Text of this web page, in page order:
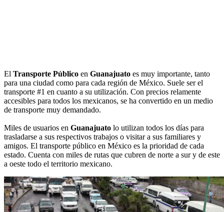
El Transporte Público en Guanajuato es muy importante, tanto
para una ciudad como para cada región de México. Suele ser el
transporte #1 en cuanto a su utilización. Con precios relamente
accesibles para todos los mexicanos, se ha convertido en un medio
de transporte muy demandado.
Miles de usuarios en Guanajuato lo utilizan todos los días para
trasladarse a sus respectivos trabajos o visitar a sus familiares y
amigos. El transporte público en México es la prioridad de cada
estado. Cuenta con miles de rutas que cubren de norte a sur y de este
a oeste todo el territorio mexicano.